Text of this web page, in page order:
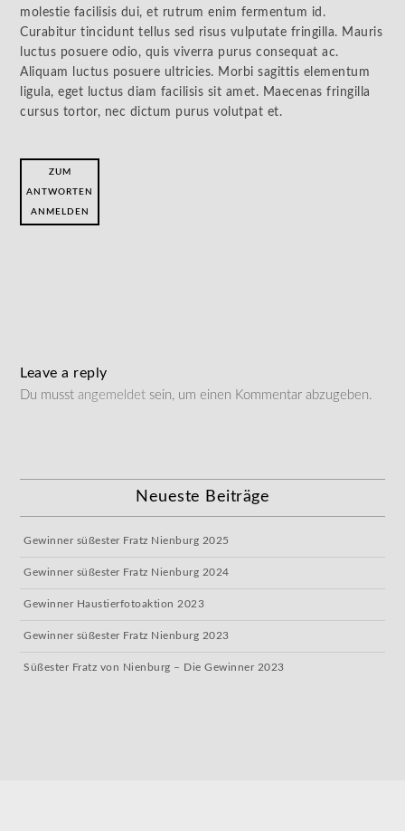
molestie facilisis dui, et rutrum enim fermentum id.
Curabitur tincidunt tellus sed risus vulputate fringilla. Mauris
luctus posuere odio, quis viverra purus consequat ac.
Aliquam luctus posuere ultricies. Morbi sagittis elementum
ligula, eget luctus diam facilisis sit amet. Maecenas fringilla
cursus tortor, nec dictum purus volutpat et.
ZUM
ANTWORTEN
ANMELDEN
Leave a reply
Du musstangemeldet sein, um einen Kommentar abzugeben.
Neueste Beiträge
Gewinner süßester Fratz Nienburg 2025
Gewinner süßester Fratz Nienburg 2024
Gewinner Haustierfotoaktion 2023
Gewinner süßester Fratz Nienburg 2023
Süßester Fratz von Nienburg – Die Gewinner 2023